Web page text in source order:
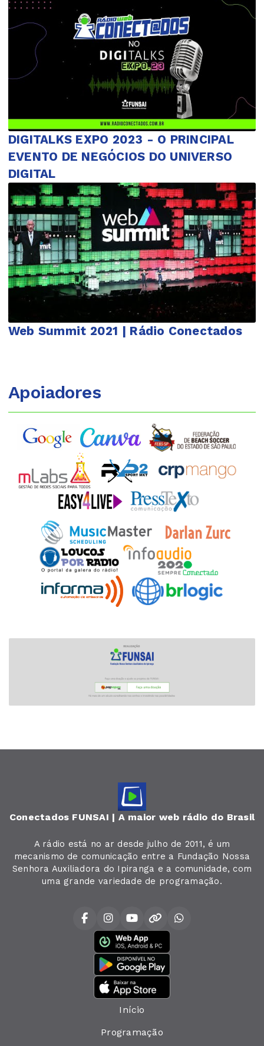
DIGITALKS EXPO 2023 - O PRINCIPAL
EVENTO DE NEGÓCIOS DO UNIVERSO
DIGITAL
Web Summit 2021 | Rádio Conectados
Apoiadores
Conectados FUNSAI | A maior web rádio do Brasil
A rádio está no ar desde julho de 2011, é um
mecanismo de comunicação entre a Fundação Nossa
Senhora Auxiliadora do Ipiranga e a comunidade, com
uma grande variedade de programação.
Início
Programação